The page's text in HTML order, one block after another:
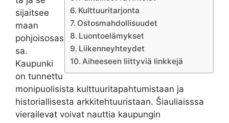
Kulttuuritarjonta
Ostosmahdollisuudet
Luontoelämykset
Liikenneyhteydet
Aiheeseen liittyviä linkkejä
sijaitsee
maan
pohjoisosas
sa.
Kaupunki
on tunnettu
monipuolisista kulttuuritapahtumistaan ja
historiallisesta arkkitehtuuristaan. Šiauliaisssa
vierailevat voivat nauttia kaupungin